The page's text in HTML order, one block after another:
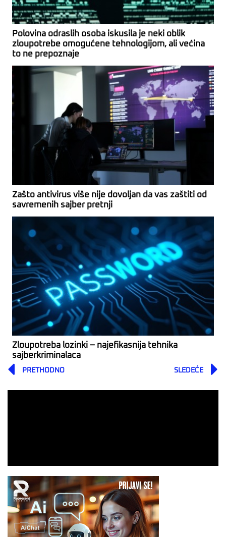
Polovina odraslih osoba iskusila je neki oblik
zloupotrebe omogućene tehnologijom, ali većina
to ne prepoznaje
Zašto antivirus više nije dovoljan da vas zaštiti od
savremenih sajber pretnji
Zloupotreba lozinki – najefikasnija tehnika
sajberkriminalaca
Prev
PRETHODNO SLEDEĆE